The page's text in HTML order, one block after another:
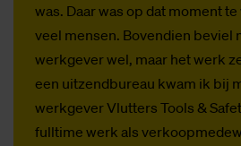
was. Daar was op dat moment
veel mensen. Bovendien beviel
werkgever wel, maar het werk
een uitzendbureau kwam ik bij
werkgever Vlutters Tools &
fulltime werk als